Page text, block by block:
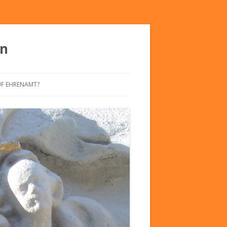
HOHWALD
EHRENAMT?